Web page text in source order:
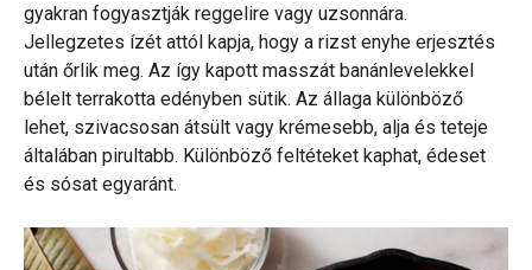
gyakran fogyasztják reggelire vagy uzsonnára.
Jellegzetes ízét attól kapja, hogy a rizst enyhe erjesztés
után őrlik meg. Az így kapott masszát banánlevelekkel
bélelt terrakotta edényben sütik. Az állaga különböző
lehet, szivacsosan átsült vagy krémesebb, alja és teteje
általában pirultabb. Különböző feltéteket kaphat, édeset
és sósat egyaránt.